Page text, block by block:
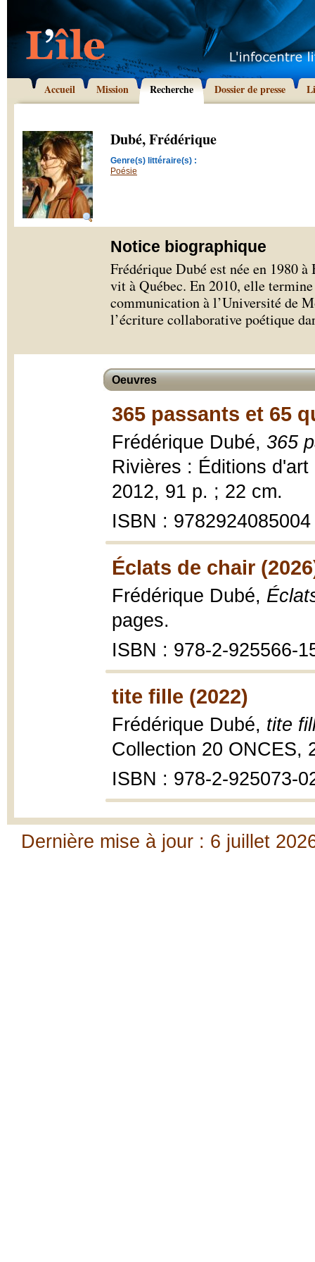
Accueil Mission Recherche Dossier de presse
Dubé, Frédérique
Genre(s) littéraire(s) :
Poésie
Notice biographique
Frédérique Dubé est née en 1980
vit à Québec. En 2010, elle
communication à l’Université de
l’écriture collaborative poétique
Oeuvres
365 passants et 65
Frédérique Dubé, 365
Rivières : Éditions
2012, 91 p. ; 22 cm.
ISBN : 9782924085004
Éclats de chair
Frédérique Dubé,
pages.
ISBN : 978-2-925566-
tite fille (2022)
Frédérique Dubé, tite
Collection 20 ONCES,
ISBN : 978-2-925073-
Dernière mise à jour : 6 juillet